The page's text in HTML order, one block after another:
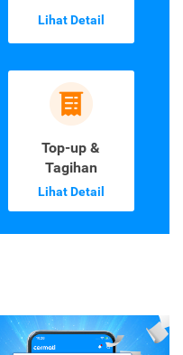
Lihat Detail
Top-up &
Tagihan
Lihat Detail